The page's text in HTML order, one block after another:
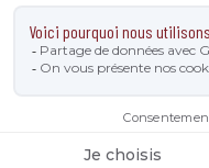
Agence Déclic